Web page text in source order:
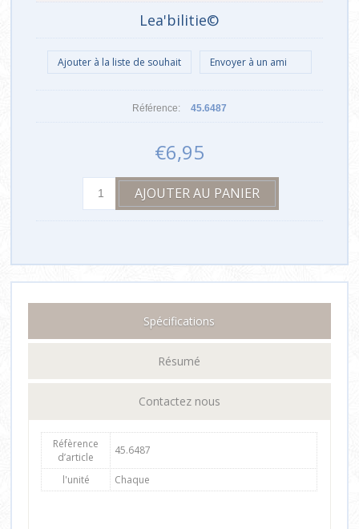
Lea'bilitie©
Référence: 45.6487
€6,95
Spécifications
Résumé
Contactez nous
Réfèrence
d’article
45.6487
l'unité Chaque